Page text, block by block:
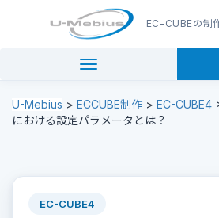
EC-CUBEの制
navigation
U-Mebius > ECCUBE制作 > EC-CUBE4
における設定パラメータとは？
EC-CUBE4